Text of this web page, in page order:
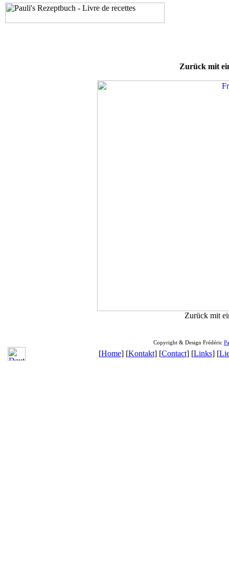
Zurück mit
Zurück mit
Copyright & Design Frédéric
[Home] [Kontakt] [Contact] [Links] [